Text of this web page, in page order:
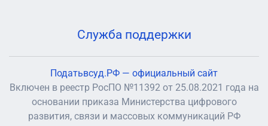
Служба поддержки
Податьвсуд.РФ — официальный сайт
Включен в реестр РосПО №11392 от 25.08.2021 года на
основании приказа Министерства цифрового
развития, связи и массовых коммуникаций РФ